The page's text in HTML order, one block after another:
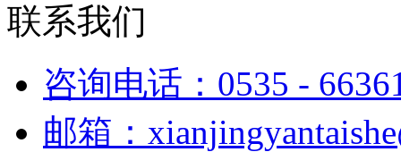
联系我们
咨询电话：0535 -
邮箱：